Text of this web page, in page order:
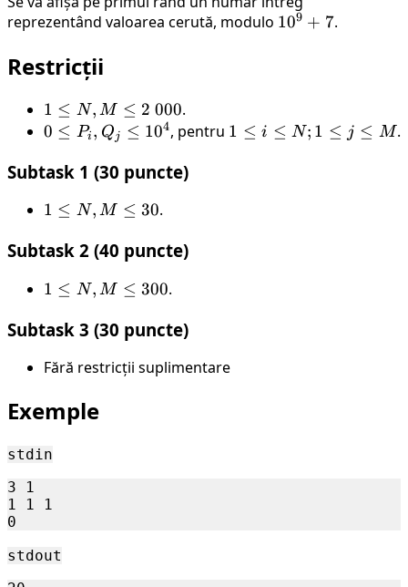
reprezentând valoarea cerută, modulo 10^9
109 + 7.
Restricții
1
\le
M
2 \
1 ≤ N, M ≤ 2 000.
0 \le
Q_j
10^4
0 ≤ Pi , Qj ≤ 104, pentru 1
1 ≤ i ≤ N; 1 ≤ j ≤ M.
Subtask 1 (30 puncte)
1
N,
\le
1 ≤ N, M ≤ 30.
Subtask 2 (40 puncte)
1
N,
\le
1 ≤ N, M ≤ 300.
Subtask 3 (30 puncte)
Fără restricții suplimentare
Exemple
stdin
3 1
1 1 1
stdout